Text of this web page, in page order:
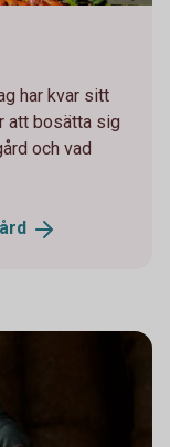
har kvar sitt
att bosätta sig
och vad